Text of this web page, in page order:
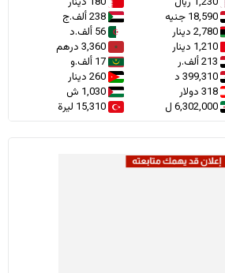
18,590 جنيه
238 ألف.ج
2,780 دينار
56 ألف.د
1,210 دينار
3,360 درهم
213 ألف.ر
17 ألف.و
399,310 د
260 دينار
318 دولار
1,030 ش
6,302,000 ل
15,310 ليرة